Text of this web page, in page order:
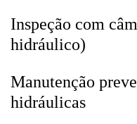
Inspeção com
hidráulico)
Manutenção
hidráulicas